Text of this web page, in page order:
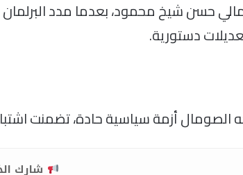
دستورية.
الصومال أزمة سياسية حادة، تضمنت
شارك